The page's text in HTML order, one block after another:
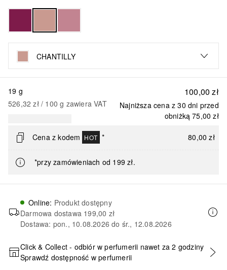
CHANTILLY
100,00 zł
Najniższa cena z 30 dni przed
obniżką 75,00 zł
19 g
526,32 zł / 100 g zawiera VAT
Cena z kodem HOT * 80,00 zł
*przy zamówieniach od 199 zł.
Online: Produkt dostępny
Darmowa dostawa 199,00 zł
Dostawa: pon., 10.08.2026 do śr., 12.08.2026
DODAJ DO KOSZYKA
Click & Collect - odbiór w perfumerii nawet za 2 godziny
Sprawdź dostępność w perfumerii